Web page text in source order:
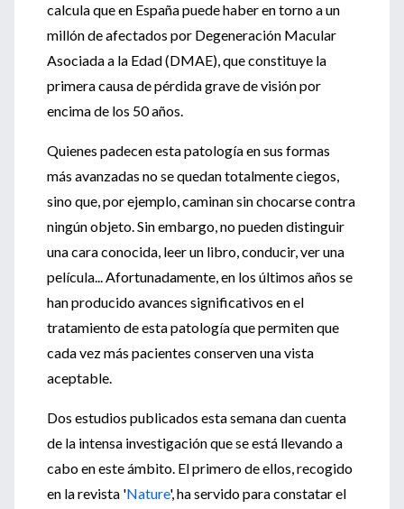
calcula que en España puede haber en torno a un
millón de afectados por Degeneración Macular
Asociada a la Edad (DMAE), que constituye la
primera causa de pérdida grave de visión por
encima de los 50 años.
Quienes padecen esta patología en sus formas
más avanzadas no se quedan totalmente ciegos,
sino que, por ejemplo, caminan sin chocarse contra
ningún objeto. Sin embargo, no pueden distinguir
una cara conocida, leer un libro, conducir, ver una
película... Afortunadamente, en los últimos años se
han producido avances significativos en el
tratamiento de esta patología que permiten que
cada vez más pacientes conserven una vista
aceptable.
Dos estudios publicados esta semana dan cuenta
de la intensa investigación que se está llevando a
cabo en este ámbito. El primero de ellos, recogido
en la revista 'Nature', ha servido para constatar el